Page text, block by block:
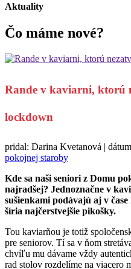
Aktuality
Čo máme nové?
Rande v kaviarni, ktorú
lockdown
pridal: Darina Kvetanová |
pokojnej staroby
Kde sa naši seniori z Domu
najradšej? Jednoznačne v
sušienkami podávajú aj v
šíria najčerstvejšie pikošky.
Tou kaviarňou je totiž
pre seniorov. Tí sa v ňom
chvíľu mu dávame vždy
rad stolov rozdelíme na viacero